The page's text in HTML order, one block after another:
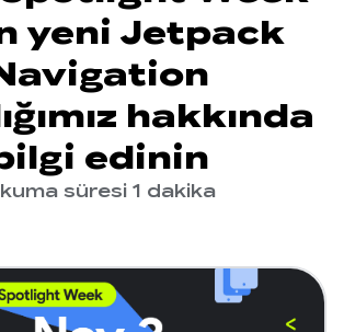
yeni Jetpack
hakkında
edinin
süresi 1 dakika